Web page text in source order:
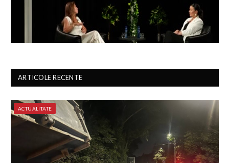
ARTICOLE RECENTE
ACTUALITATE